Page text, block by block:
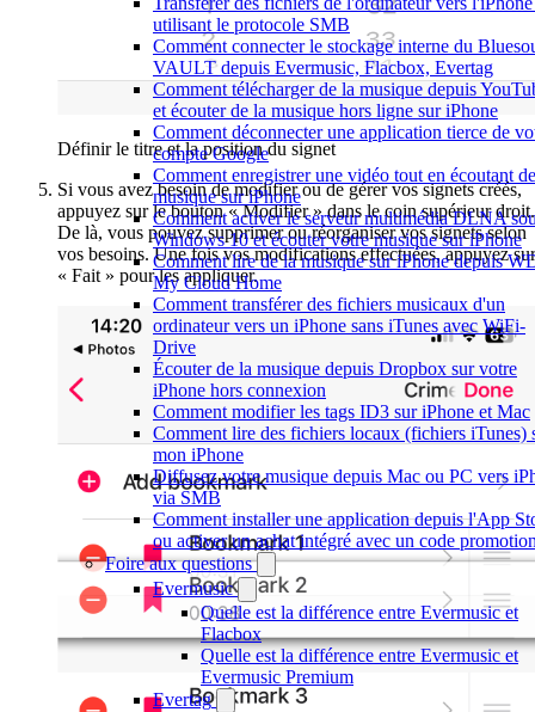
utilisant le protocole SMB
Comment connecter le stockage interne du
VAULT depuis Evermusic, Flacbox, Evertag
Comment télécharger de la musique depuis
et écouter de la musique hors ligne sur iPhone
Comment déconnecter une application tierce de
compte Google
Comment enregistrer une vidéo tout en écoutant
musique sur iPhone
Comment activer le serveur multimédia DLNA
Windows 10 et écouter votre musique sur iPhone
Comment lire de la musique sur iPhone depuis
My Cloud Home
Comment transférer des fichiers musicaux d'un
ordinateur vers un iPhone sans iTunes avec WiFi-
Drive
Écouter de la musique depuis Dropbox sur votre
iPhone hors connexion
Comment modifier les tags ID3 sur iPhone et Mac
Comment lire des fichiers locaux (fichiers iTunes)
mon iPhone
Diffusez votre musique depuis Mac ou PC vers
via SMB
Comment installer une application depuis l'App
ou activer un achat intégré avec un code
Foire aux questions
Evermusic
Quelle est la différence entre Evermusic et
Flacbox
Quelle est la différence entre Evermusic et
Evermusic Premium
Evertag
Définir le titre et la position du signet
Si vous avez besoin de modifier ou de gérer vos signets créés,
appuyez sur le bouton « Modifier » dans le coin supérieur droit.
De là, vous pouvez supprimer ou réorganiser vos signets selon
vos besoins. Une fois vos modifications effectuées, appuyez sur
« Fait » pour les appliquer.